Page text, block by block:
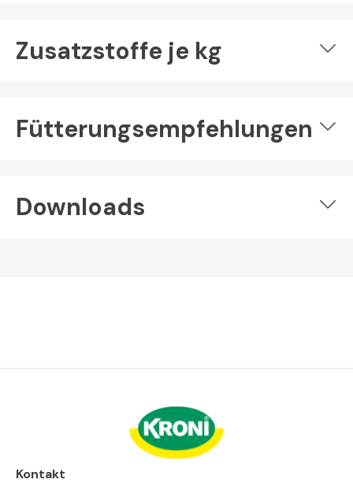
Zusatzstoffe je kg
Fütterungsempfehlungen
Downloads
Kontakt